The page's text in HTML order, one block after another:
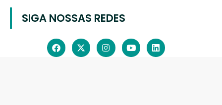
SIGA NOSSAS REDES